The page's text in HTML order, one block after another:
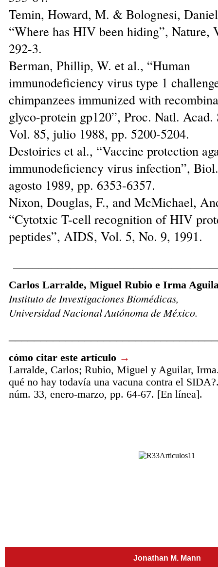
Temin, Howard, M. & Bolognesi,
“Where has HIV been hiding”, Nature,
292-3.
Berman, Phillip, W. et al., “Human
immunodeficiency virus type 1
chimpanzees immunized with
glyco-protein gp120”, Proc. Natl.
Vol. 85, julio 1988, pp. 5200-5204.
Destoiries et al., “Vaccine protection
immunodeficiency virus infection”,
agosto 1989, pp. 6353-6357.
Nixon, Douglas, F., and McMichael,
“Cytotxic T-cell recognition of HIV
peptides”, AIDS, Vol. 5, No. 9, 1991.
Carlos Larralde, Miguel Rubio e Irma
Instituto de Investigaciones Biomédicas,
Universidad Nacional Autónoma de México.
cómo citar este artículo →
Larralde, Carlos; Rubio, Miguel y Aguilar,
qué no hay todavía una vacuna contra el
núm. 33, enero-marzo, pp. 64-67. [En línea].
Jonathan M. Mann